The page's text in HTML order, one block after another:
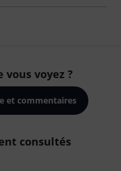
vous voyez ?
et commentaires
consultés